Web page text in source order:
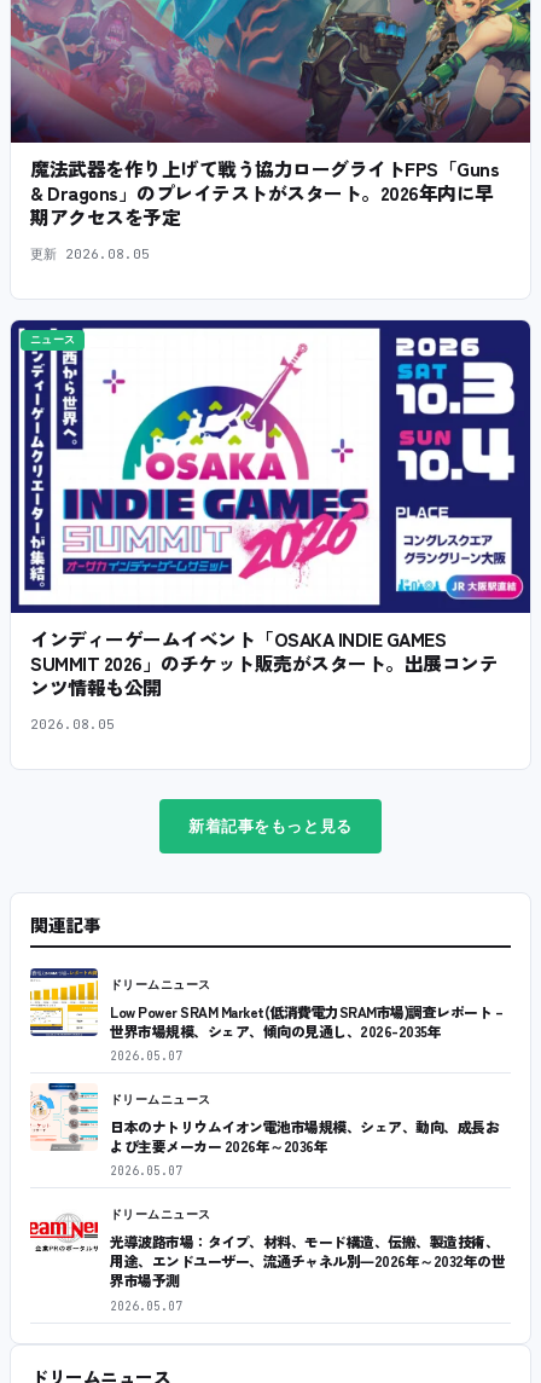
魔法武器を作り上げて戦う協力ローグライトFPS「Guns
& Dragons」のプレイテストがスタート。2026年内に早
期アクセスを予定
更新 2026.08.05
ニュース
インディーゲームイベント「OSAKA INDIE GAMES
SUMMIT 2026」のチケット販売がスタート。出展コンテ
ンツ情報も公開
2026.08.05
新着記事をもっと見る
関連記事
ドリームニュース
Low Power SRAM Market(低消費電力SRAM市場)調査レポート –
世界市場規模、シェア、傾向の見通し、2026-2035年
2026.05.07
ドリームニュース
日本のナトリウムイオン電池市場規模、シェア、動向、成長お
よび主要メーカー 2026年～2036年
2026.05.07
ドリームニュース
光導波路市場：タイプ、材料、モード構造、伝搬、製造技術、
用途、エンドユーザー、流通チャネル別―2026年～2032年の世
界市場予測
2026.05.07
ドリームニュース